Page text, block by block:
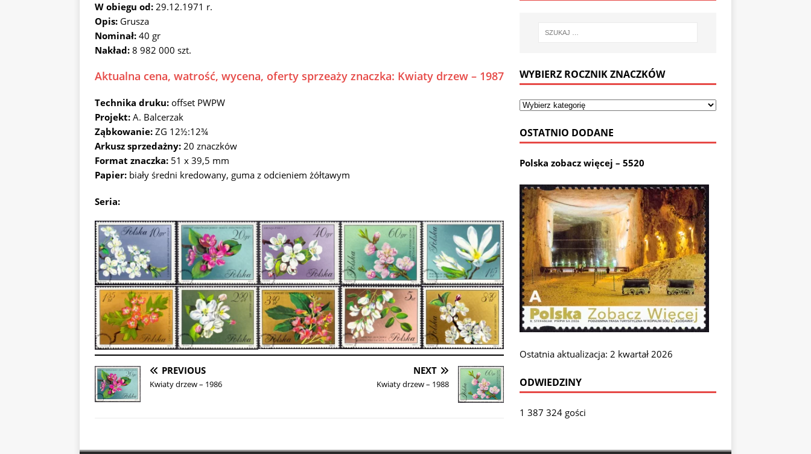
W obiegu od: 29.12.1971 r.
Opis: Grusza
Nominał: 40 gr
Nakład: 8 982 000 szt.
Aktualna cena, watrość, wycena, oferty sprzeaży znaczka: Kwiaty drzew – 1987
Technika druku: offset PWPW
Projekt: A. Balcerzak
Ząbkowanie: ZG 12½:12¾
Arkusz sprzedażny: 20 znaczków
Format znaczka: 51 x 39,5 mm
Papier: biały średni kredowany, guma z odcieniem żółtawym
Seria:
PREVIOUS
Kwiaty drzew – 1986
NEXT
Kwiaty drzew – 1988
WYBIERZ ROCZNIK ZNACZKÓW
OSTATNIO DODANE
Polska zobacz więcej – 5520
Ostatnia aktualizacja: 2 kwartał 2026
ODWIEDZINY
1 387 324 gości